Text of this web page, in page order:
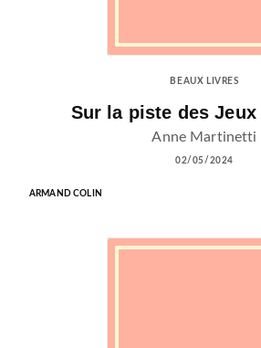
BEAUX LIVRES
Sur la piste des
Anne Martinetti
02/05/2024
ARMAND COLIN